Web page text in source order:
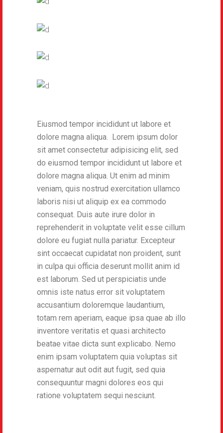
Eiusmod tempor incididunt ut labore et
dolore magna aliqua. Lorem ipsum dolor
sit amet consectetur adipisicing elit, sed
do eiusmod tempor incididunt ut labore et
dolore magna aliqua. Ut enim ad minim
veniam, quis nostrud exercitation ullamco
laboris nisi ut aliquip ex ea commodo
consequat. Duis aute irure dolor in
reprehenderit in voluptate velit esse cillum
dolore eu fugiat nulla pariatur. Excepteur
sint occaecat cupidatat non proident, sunt
in culpa qui officia deserunt mollit anim id
est laborum. Sed ut perspiciatis unde
omnis iste natus error sit voluptatem
accusantium doloremque laudantium,
totam rem aperiam, eaque ipsa quae ab illo
inventore veritatis et quasi architecto
beatae vitae dicta sunt explicabo. Nemo
enim ipsam voluptatem quia voluptas sit
aspernatur aut odit aut fugit, sed quia
consequuntur magni dolores eos qui
ratione voluptatem sequi nesciunt.